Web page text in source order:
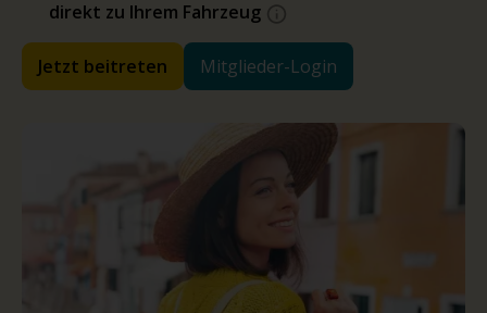
direkt zu Ihrem Fahrzeug
Jetzt beitreten Mitglieder-Login